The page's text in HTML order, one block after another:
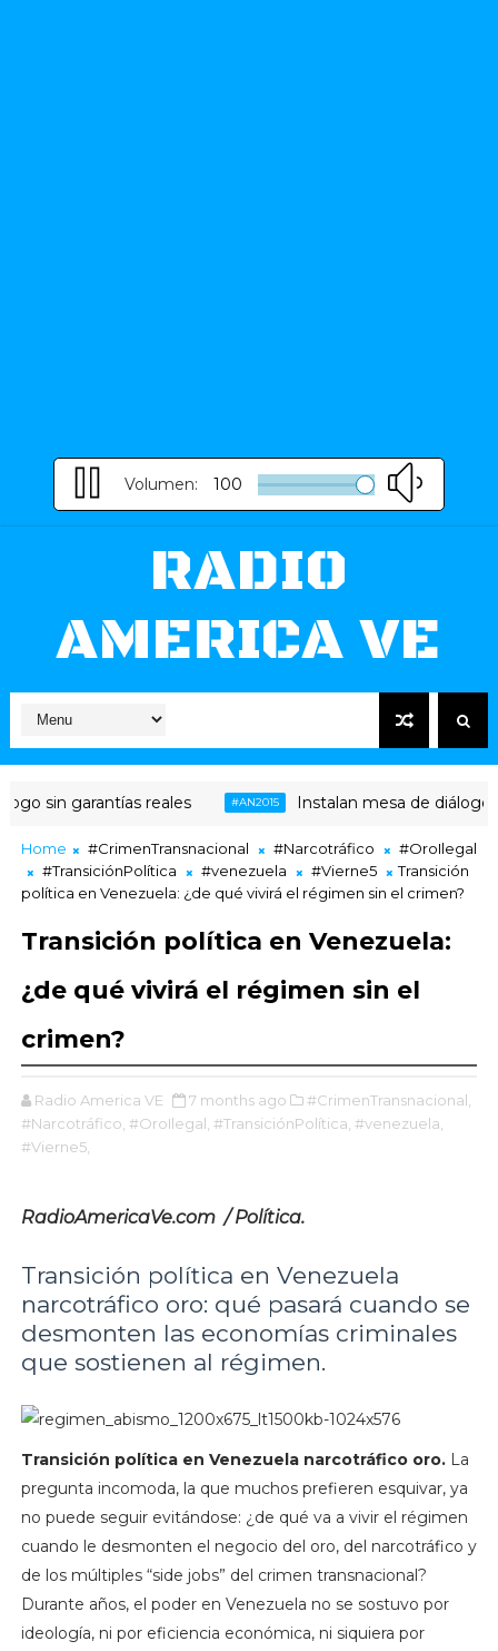
Volumen: 100
RADIO
AMERICA VE
sin garantías reales #AN2015 Instalan mesa de diálogo
Home #CrimenTransnacional #Narcotráfico
#OroIlegal
#TransiciónPolítica
#venezuela #Vierne5
Transición
política en Venezuela: ¿de qué vivirá el régimen sin el crimen?
Transición política en Venezuela:
¿de qué vivirá el régimen sin el
crimen?
Radio America VE 7 months ago
#CrimenTransnacional,
#Narcotráfico, #OroIlegal, #TransiciónPolítica, #venezuela,
#Vierne5,
RadioAmericaVe.com / Política.
Transición política en Venezuela
narcotráfico oro: qué pasará cuando se
desmonten las economías criminales
que sostienen al régimen.
Transición política en Venezuela narcotráfico oro.La
pregunta incomoda, la que muchos prefieren esquivar, ya
no puede seguir evitándose: ¿de qué va a vivir el régimen
cuando le desmonten el negocio del oro, del narcotráfico y
de los múltiples “side jobs” del crimen transnacional?
Durante años, el poder en Venezuela no se sostuvo por
ideología, ni por eficiencia económica, ni siquiera por